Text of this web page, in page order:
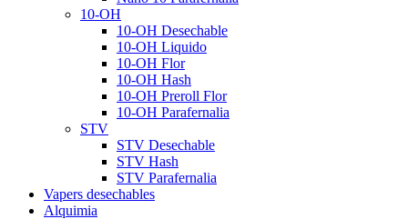
10-OH
10-OH Desechable
10-OH Liquido
10-OH Flor
10-OH Hash
10-OH Preroll Flor
10-OH Parafernalia
STV
STV Desechable
STV Hash
STV Parafernalia
Vapers desechables
Alquimia